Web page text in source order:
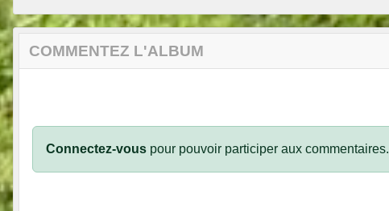
COMMENTEZ L'ALBUM
Connectez-vous pour pouvoir participer aux commentaires.